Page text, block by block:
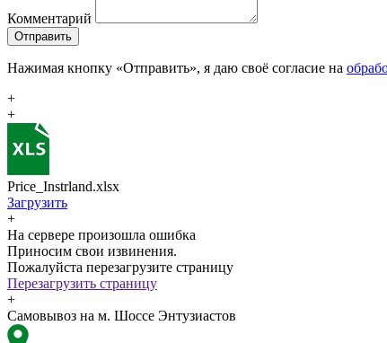
Комментарий
Отправить
Нажимая кнопку «Отправить», я даю своё согласие на
+
+
Price_Instrland.xlsx
Загрузить
+
На сервере произошла ошибка
Приносим свои извинения.
Пожалуйста перезагрузите страницу
Перезагрузить страницу
+
Самовывоз на м. Шоссе Энтузиастов